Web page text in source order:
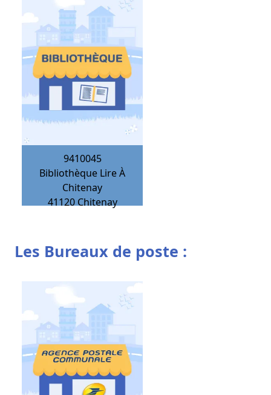
9410045
Bibliothèque Lire À
Chitenay
41120 Chitenay
Les Bureaux de poste :